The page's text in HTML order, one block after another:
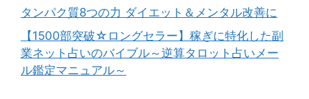
タンパク質8つの力 ダイエット＆メンタル改善に
【1500部突破☆ロングセラー】稼ぎに特化した副
業ネット占いのバイブル～逆算タロット占いメー
ル鑑定マニュアル～